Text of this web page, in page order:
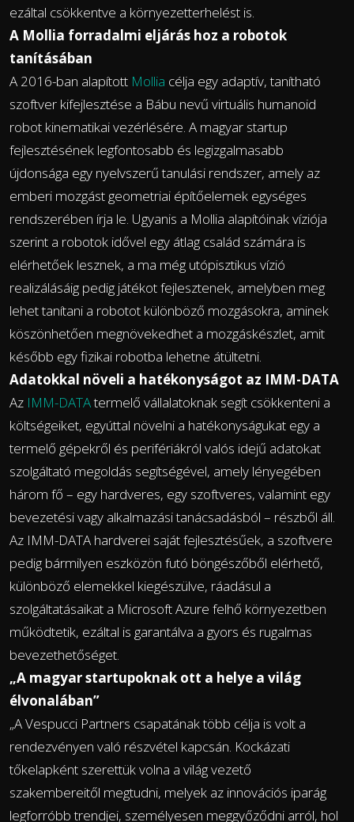
ezáltal csökkentve a környezetterhelést is.
A Mollia forradalmi eljárás hoz a robotok
tanításában
A 2016-ban alapított Mollia célja egy adaptív, tanítható
szoftver kifejlesztése a Bábu nevű virtuális humanoid
robot kinematikai vezérlésére. A magyar startup
fejlesztésének legfontosabb és legizgalmasabb
újdonsága egy nyelvszerű tanulási rendszer, amely az
emberi mozgást geometriai építőelemek egységes
rendszerében írja le. Ugyanis a Mollia alapítóinak víziója
szerint a robotok idővel egy átlag család számára is
elérhetőek lesznek, a ma még utópisztikus vízió
realizálásáig pedig játékot fejlesztenek, amelyben meg
lehet tanítani a robotot különböző mozgásokra, aminek
köszönhetően megnövekedhet a mozgáskészlet, amit
később egy fizikai robotba lehetne átültetni.
Adatokkal növeli a hatékonyságot az IMM-DATA
Az IMM-DATAtermelő vállalatoknak segít csökkenteni a
költségeiket, egyúttal növelni a hatékonyságukat egy a
termelő gépekről és perifériákról valós idejű adatokat
szolgáltató megoldás segítségével, amely lényegében
három fő – egy hardveres, egy szoftveres, valamint egy
bevezetési vagy alkalmazási tanácsadásból – részből áll.
Az IMM-DATA hardverei saját fejlesztésűek, a szoftvere
pedig bármilyen eszközön futó böngészőből elérhető,
különböző elemekkel kiegészülve, ráadásul a
szolgáltatásaikat a Microsoft Azure felhő környezetben
működtetik, ezáltal is garantálva a gyors és rugalmas
bevezethetőséget.
„A magyar startupoknak ott a helye a világ
élvonalában”
„A Vespucci Partners csapatának több célja is volt a
rendezvényen való részvétel kapcsán. Kockázati
tőkelapként szerettük volna a világ vezető
szakembereitől megtudni, melyek az innovációs iparág
legforróbb trendjei, személyesen meggyőződni arról, hol